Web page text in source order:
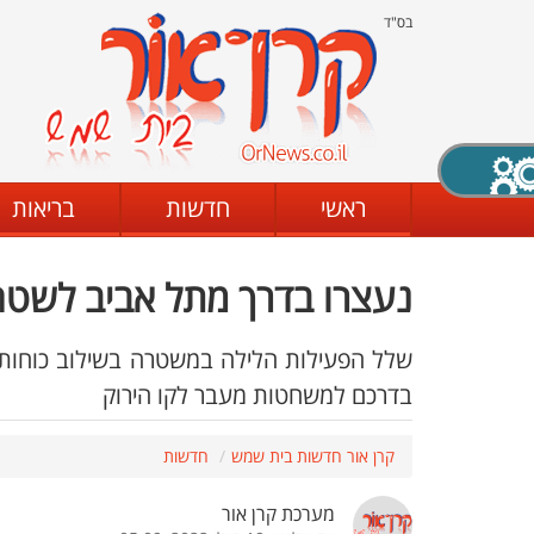
בס"ד
ראשי חדשות בריאות
נעצרו בדרך מתל אביב
בדרכם למשחטות מעבר לקו הירוק
קרן אור חדשות בית שמש חדשות
מערכת קרן אור
X סגירה
מצב שחור - לבן קביעת ניגודיות